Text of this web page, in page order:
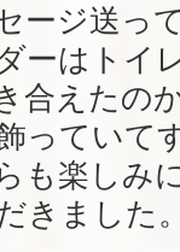
ージ送っ
ーはトイ
合えたの
っていて
も楽しみ
きました